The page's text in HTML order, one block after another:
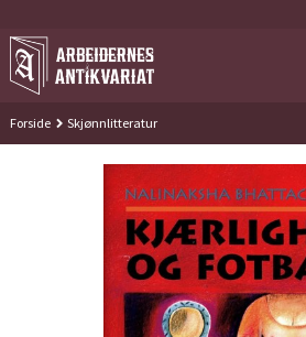
til
innholdet
Forside Skjønnlitteratur